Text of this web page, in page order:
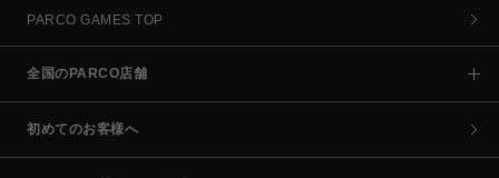
PARCO GAMES TOP
全国のPARCO店舗
初めてのお客様へ